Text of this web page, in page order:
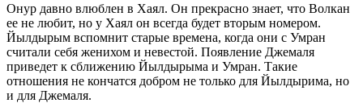
Онур давно влюблен в Хаял. Он прекрасно знает, что Волкан
ее не любит, но у Хаял он всегда будет вторым номером.
Йылдырым вспомнит старые времена, когда они с Умран
считали себя женихом и невестой. Появление Джемаля
приведет к сближению Йылдырыма и Умран. Такие
отношения не кончатся добром не только для Йылдырима, но
и для Джемаля.